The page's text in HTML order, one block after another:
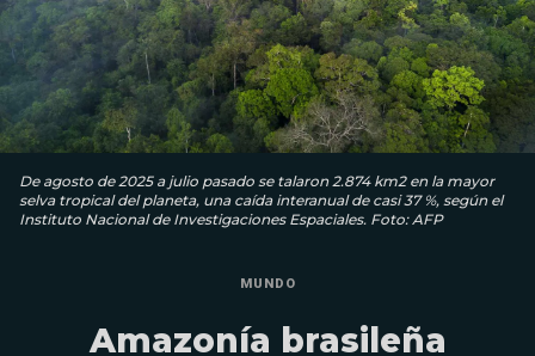
De agosto de 2025 a julio pasado se talaron 2.874 km2 en la mayor
selva tropical del planeta, una caída interanual de casi 37 %, según el
Instituto Nacional de Investigaciones Espaciales. Foto: AFP
MUNDO
Amazonía brasileña